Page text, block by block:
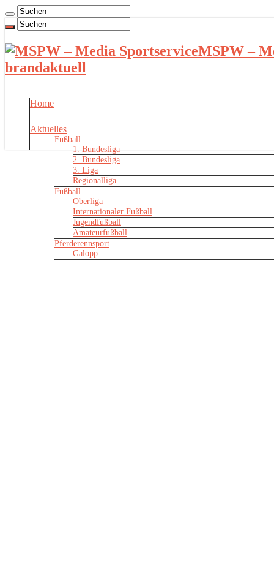
MSPW –
brandaktuell
Home
Aktuelles
Fußball
1. Bundesliga
2. Bundesliga
3. Liga
Regionalliga
Fußball
Oberliga
Internationaler Fußball
Jugendfußball
Amateurfußball
Pferderennsport
Galopp